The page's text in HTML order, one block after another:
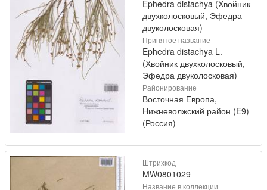
Ephedra distachya (Хвойник
двухколосковый, Эфедра
двуколосковая)
Принятое название
Ephedra distachya L.
(Хвойник двухколосковый,
Эфедра двуколосковая)
Районирование
Восточная Европа,
Нижневолжский район (E9)
(Россия)
Штрихкод
MW0801029
Название в коллекции